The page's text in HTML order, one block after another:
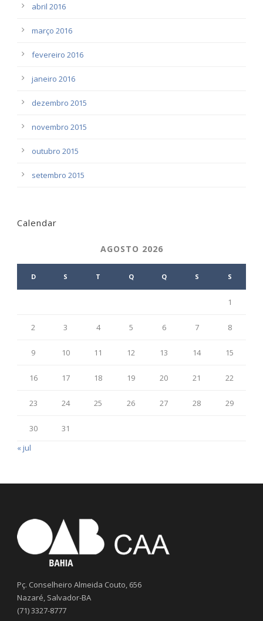
abril 2016
março 2016
fevereiro 2016
janeiro 2016
dezembro 2015
novembro 2015
outubro 2015
setembro 2015
Calendar
AGOSTO 2026
D S T Q Q S S
1
2 3 4 5 6 7 8
9 10 11 12 13 14 15
16 17 18 19 20 21 22
23 24 25 26 27 28 29
30
31
« jul
Pç. Conselheiro Almeida Couto, 656
Nazaré, Salvador-BA
(71) 3327-8777